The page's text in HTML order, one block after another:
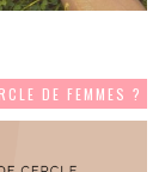
DE FEMMES ?